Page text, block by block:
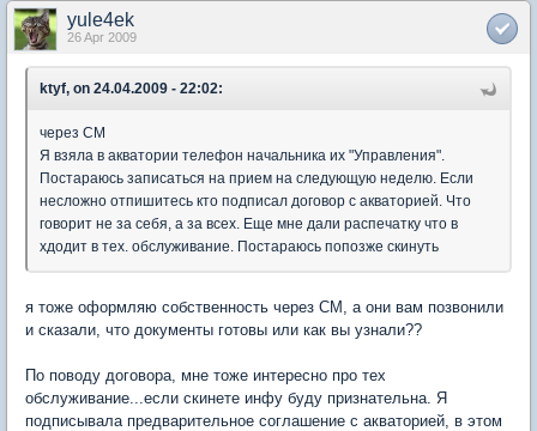
yule4ek
26 Apr 2009
ktyf, on 24.04.2009 - 22:02:
через СМ
Я взяла в акватории телефон начальника их "Управления".
Постараюсь записаться на прием на следующую неделю. Если
несложно отпишитесь кто подписал договор с акваторией. Что
говорит не за себя, а за всех. Еще мне дали распечатку что в
хдодит в тех. обслуживание. Постараюсь попозже скинуть
я тоже оформляю собственность через СМ, а они вам позвонили
и сказали, что документы готовы или как вы узнали??
По поводу договора, мне тоже интересно про тех
обслуживание...если скинете инфу буду признательна. Я
подписывала предварительное соглашение с акваторией, в этом